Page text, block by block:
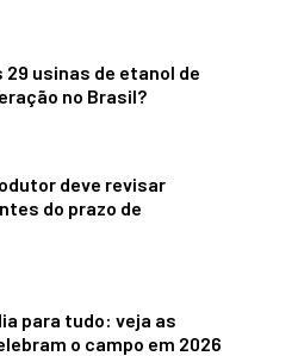
29 usinas de etanol de
no Brasil?
deve revisar
do prazo de
para tudo: veja as
o campo em 2026